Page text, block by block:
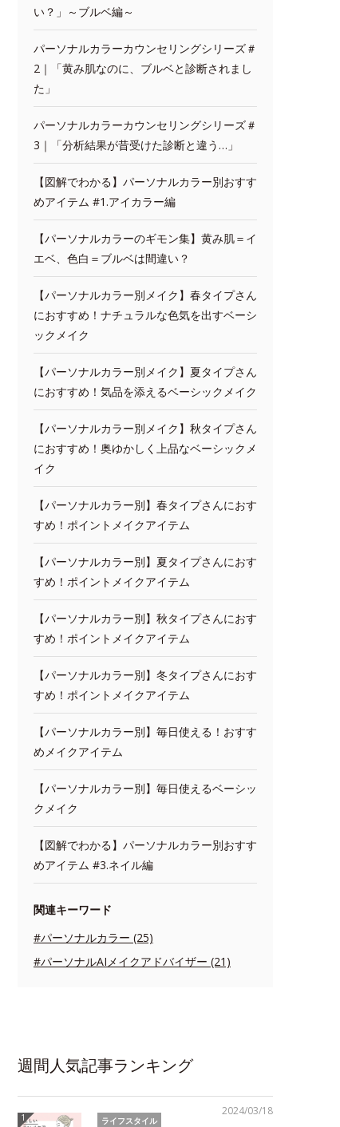
い？」～ブルベ編～
パーソナルカラーカウンセリングシリーズ＃
2｜「黄み肌なのに、ブルベと診断されまし
た」
パーソナルカラーカウンセリングシリーズ＃
3｜「分析結果が昔受けた診断と違う…」
【図解でわかる】パーソナルカラー別おすす
めアイテム #1.アイカラー編
【パーソナルカラーのギモン集】黄み肌＝イ
エベ、色白＝ブルベは間違い？
【パーソナルカラー別メイク】春タイプさん
におすすめ！ナチュラルな色気を出すベーシ
ックメイク
【パーソナルカラー別メイク】夏タイプさん
におすすめ！気品を添えるベーシックメイク
【パーソナルカラー別メイク】秋タイプさん
におすすめ！奥ゆかしく上品なベーシックメ
イク
【パーソナルカラー別】春タイプさんにおす
すめ！ポイントメイクアイテム
【パーソナルカラー別】夏タイプさんにおす
すめ！ポイントメイクアイテム
【パーソナルカラー別】秋タイプさんにおす
すめ！ポイントメイクアイテム
【パーソナルカラー別】冬タイプさんにおす
すめ！ポイントメイクアイテム
【パーソナルカラー別】毎日使える！おすす
めメイクアイテム
【パーソナルカラー別】毎日使えるベーシッ
クメイク
【図解でわかる】パーソナルカラー別おすす
めアイテム #3.ネイル編
関連キーワード
#パーソナルカラー (25)
#パーソナルAIメイクアドバイザー (21)
週間人気記事ランキング
2024/03/18
ライフスタイル